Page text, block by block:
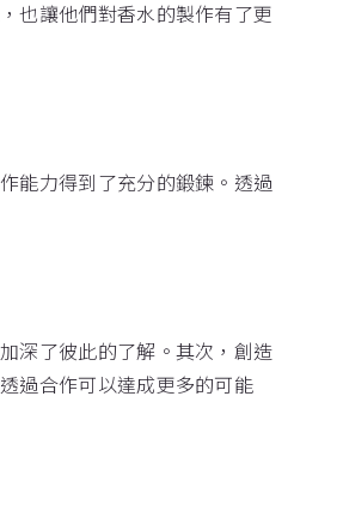
也讓他們對香水的製作有了更
能力得到了充分的鍛鍊。透過
深了彼此的了解。其次，創造
過合作可以達成更多的可能